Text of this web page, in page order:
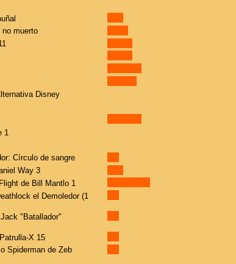
no muerto
Disney
1
Círculo de sangre
Way 3
de Bill Mantlo 1
el Demoledor (1
"Batallador"
X 15
Spiderman de Zeb